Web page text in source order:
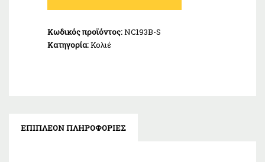
Πέτρες
Ασήμι
925
Κωδικός προϊόντος:NC193B-S
Κατηγορία:Κολιέ
ΕΠΙΠΛΈΟΝ ΠΛΗΡΟΦΟΡΊΕΣ